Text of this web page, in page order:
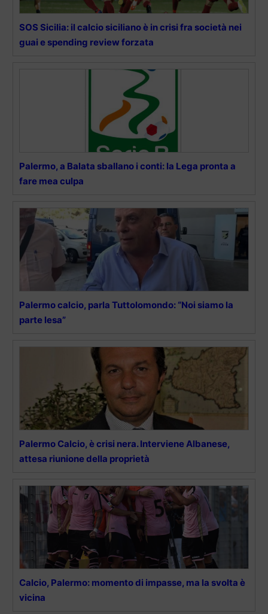
SOS Sicilia: il calcio siciliano è in crisi fra società nei
guai e spending review forzata
Palermo, a Balata sballano i conti: la Lega pronta a
fare mea culpa
Palermo calcio, parla Tuttolomondo: “Noi siamo la
parte lesa”
Palermo Calcio, è crisi nera. Interviene Albanese,
attesa riunione della proprietà
Calcio, Palermo: momento di impasse, ma la svolta è
vicina